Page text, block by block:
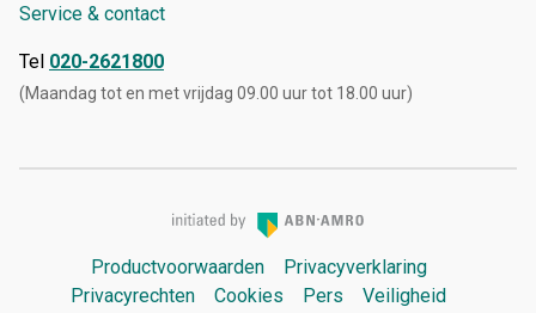
Service & contact
Tel 020-2621800
(Maandag tot en met vrijdag 09.00 uur tot 18.00 uur)
Productvoorwaarden
Privacyverklaring
Privacyrechten
Cookies Pers Veiligheid